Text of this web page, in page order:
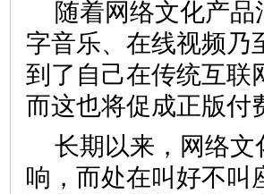
随着网络文化产
字音乐、在线视频乃
到了自己在传统互联
而这也将促成正版付
长期以来，网络
响，而处在叫好不叫